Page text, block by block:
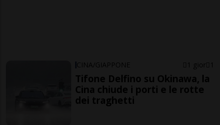
CINA/GIAPPONE 1 gior 1
Tifone Delfino su Okinawa, la
Cina chiude i porti e le rotte
dei traghetti